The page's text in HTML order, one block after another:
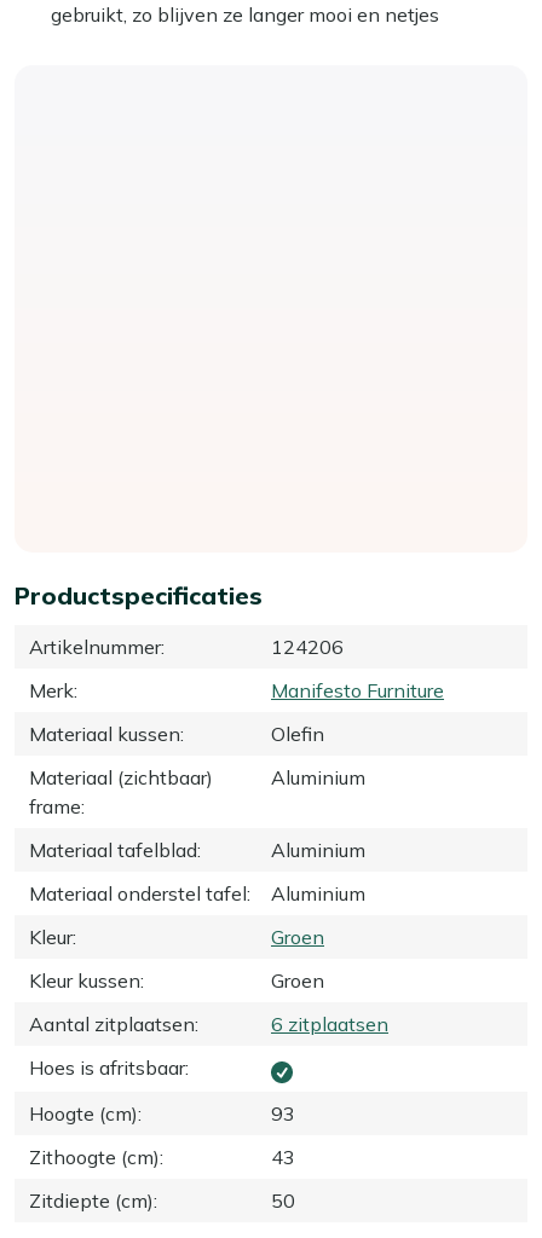
Productspecificaties
Artikelnummer:
124206
Merk:
Manifesto Furniture
Materiaal kussen:
Olefin
Materiaal (zichtbaar)
frame:
Aluminium
Materiaal tafelblad:
Aluminium
Materiaal onderstel tafel:
Aluminium
Kleur:
Groen
Kleur kussen:
Groen
Aantal zitplaatsen:
6 zitplaatsen
Hoes is afritsbaar:
Hoogte (cm):
93
Zithoogte (cm):
43
Zitdiepte (cm): 50
gebruikt, zo blijven ze langer mooi en netjes